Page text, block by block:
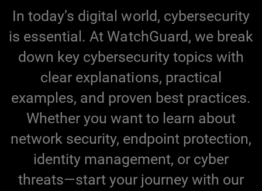
In today’s digital world, cybersecurity
is essential. At WatchGuard, we break
down key cybersecurity topics with
clear explanations, practical
examples, and proven best practices.
Whether you want to learn about
network security, endpoint protection,
identity management, or cyber
threats—start your journey with our